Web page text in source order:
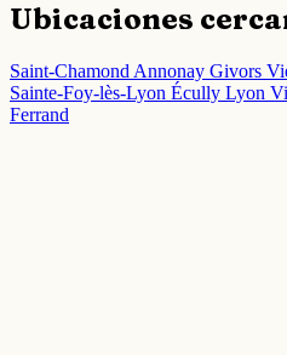
Ubicaciones
Saint-Chamond Annonay Givors
Sainte-Foy-lès-Lyon Écully Lyon
Ferrand